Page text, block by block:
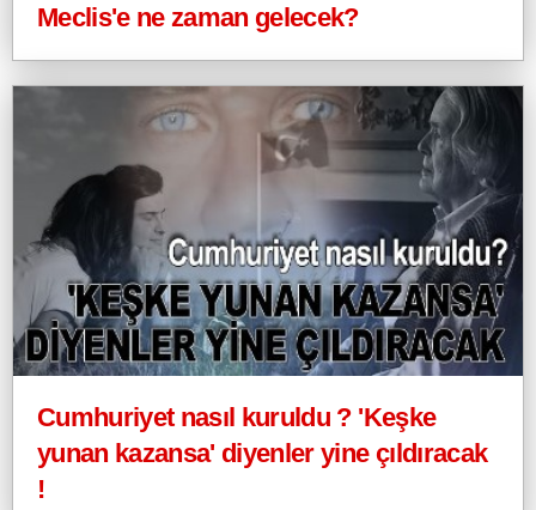
Meclis'e ne zaman gelecek?
Cumhuriyet nasıl kuruldu ? 'Keşke
yunan kazansa' diyenler yine çıldıracak
!